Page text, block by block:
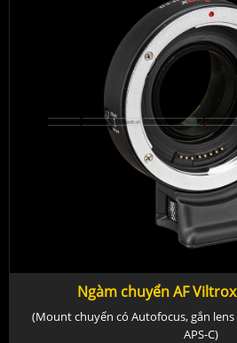
Ngàm chuyển AF Viltrox
(Mount chuyển có Autofocus, gắn
APS-C)